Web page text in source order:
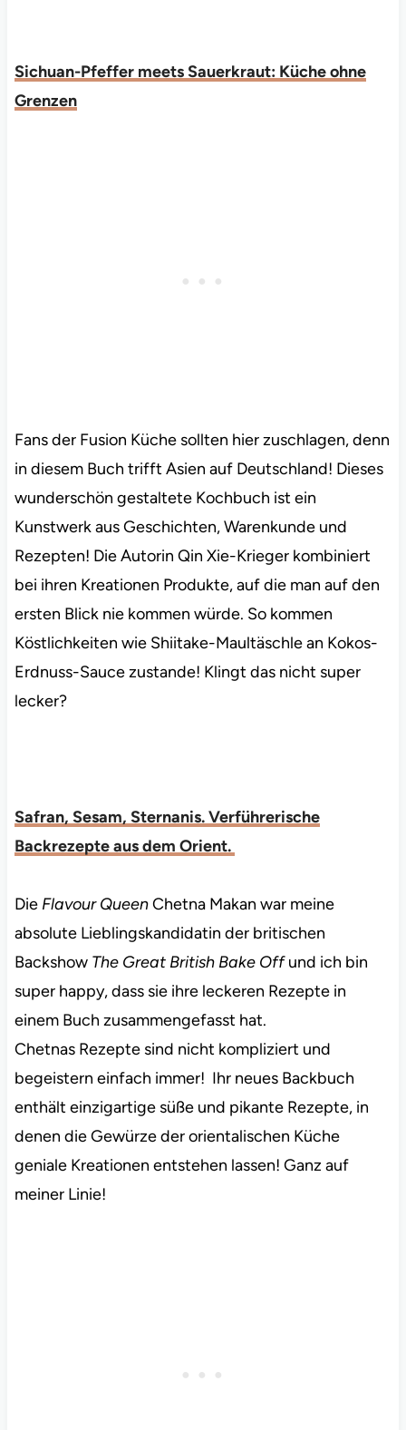
Sichuan-Pfeffer meets Sauerkraut: Küche ohne
Grenzen
Fans der Fusion Küche sollten hier zuschlagen, denn
in diesem Buch trifft Asien auf Deutschland! Dieses
wunderschön gestaltete Kochbuch ist ein
Kunstwerk aus Geschichten, Warenkunde und
Rezepten! Die Autorin Qin Xie-Krieger kombiniert
bei ihren Kreationen Produkte, auf die man auf den
ersten Blick nie kommen würde. So kommen
Köstlichkeiten wie Shiitake-Maultäschle an Kokos-
Erdnuss-Sauce zustande! Klingt das nicht super
lecker?
Safran, Sesam, Sternanis. Verführerische
Backrezepte aus dem Orient.
Die Flavour QueenChetna Makan war meine
absolute Lieblingskandidatin der britischen
Backshow The Great British Bake Offund ich bin
super happy, dass sie ihre leckeren Rezepte in
einem Buch zusammengefasst hat.
Chetnas Rezepte sind nicht kompliziert und
begeistern einfach immer! Ihr neues Backbuch
enthält einzigartige süße und pikante Rezepte, in
denen die Gewürze der orientalischen Küche
geniale Kreationen entstehen lassen! Ganz auf
meiner Linie!